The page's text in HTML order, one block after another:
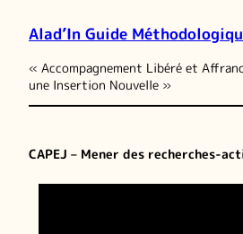
Alad’In Guide
« Accompagnement Libéré et
une Insertion Nouvelle »
CAPEJ – Mener des recherches-